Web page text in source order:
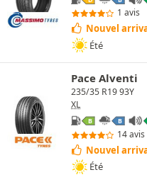
1 avis
Nouvel
Été
Pace Alventi
235/35 R19 93Y
XL
B B
14 avis
Nouvel
Été